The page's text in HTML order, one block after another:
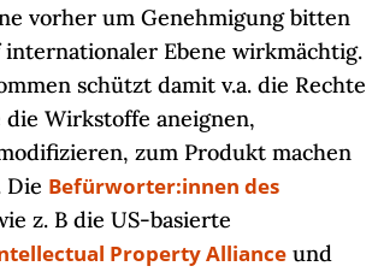
vorher um Genehmigung bitten
internationaler Ebene wirkmächtig.
schützt damit v.a. die Rechte
Wirkstoffe aneignen,
zum Produkt machen
Die Befürworter:innen des
z. B die US-basierte
Property Alliance und